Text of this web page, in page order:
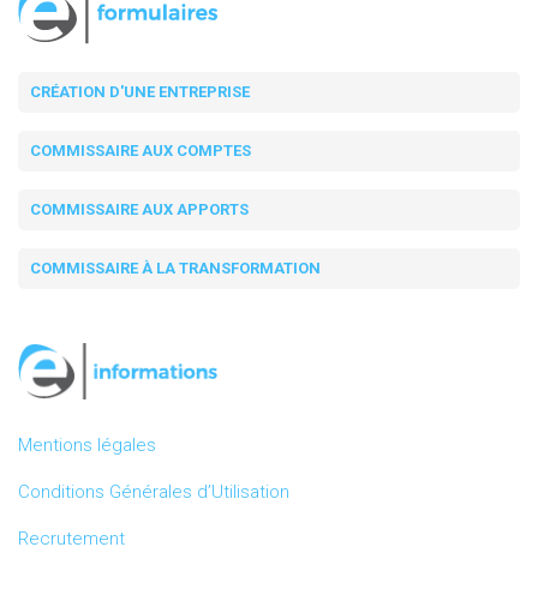
CRÉATION D'UNE ENTREPRISE
COMMISSAIRE AUX COMPTES
COMMISSAIRE AUX APPORTS
COMMISSAIRE À LA TRANSFORMATION
Mentions légales
Conditions Générales d’Utilisation
Recrutement